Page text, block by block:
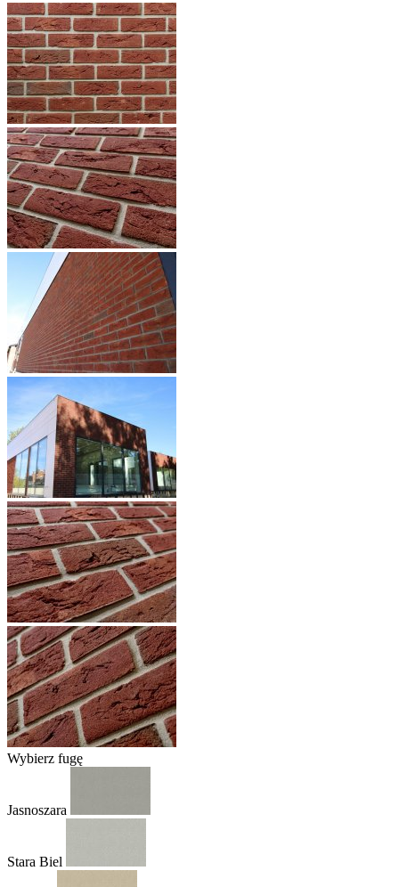
Wybierz fugę
Jasnoszara
Stara Biel